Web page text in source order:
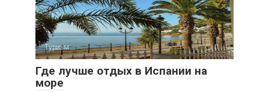
Туризм 0
Где лучше отдых в Испании на
море